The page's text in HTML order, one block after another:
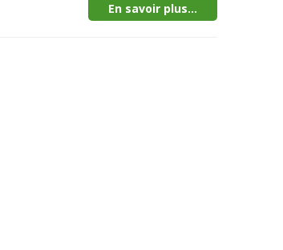
En savoir plus...